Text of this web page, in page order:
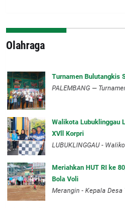
Olahraga
Turnamen Bulutangkis
PALEMBANG —
Walikota Lubuklinggau
XVll Korpri
LUBUKLINGGAU -
Meriahkan HUT RI ke
Bola Voli
Merangin - Kepala Desa